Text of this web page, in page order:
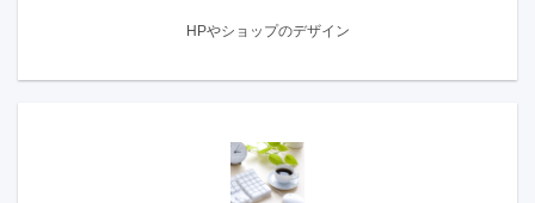
HPやショップのデザイン